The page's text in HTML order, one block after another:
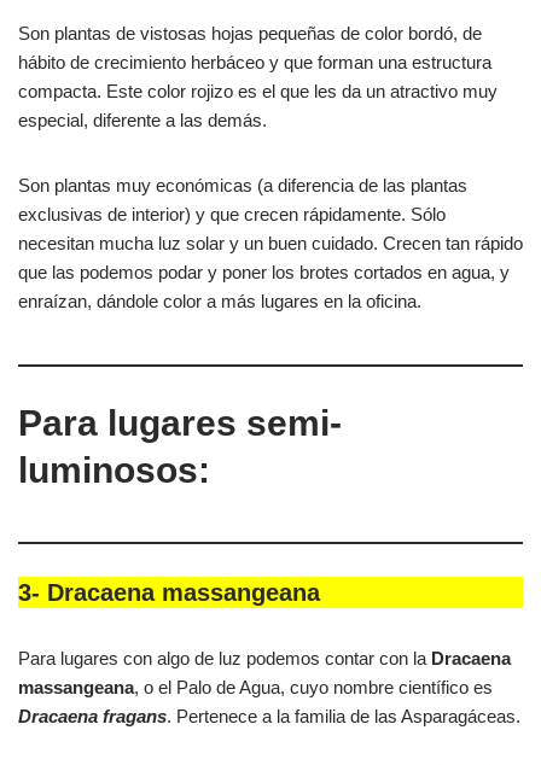
Son plantas de vistosas hojas pequeñas de color bordó, de
hábito de crecimiento herbáceo y que forman una estructura
compacta. Este color rojizo es el que les da un atractivo muy
especial, diferente a las demás.
Son plantas muy económicas (a diferencia de las plantas
exclusivas de interior) y que crecen rápidamente. Sólo
necesitan mucha luz solar y un buen cuidado. Crecen tan rápido
que las podemos podar y poner los brotes cortados en agua, y
enraízan, dándole color a más lugares en la oficina.
Para lugares semi-
luminosos:
3- Dracaena massangeana
Para lugares con algo de luz podemos contar con la Dracaena
massangeana, o el Palo de Agua, cuyo nombre científico es
Dracaena fragans. Pertenece a la familia de las Asparagáceas.